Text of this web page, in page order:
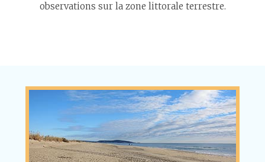
observations sur la zone littorale terrestre.